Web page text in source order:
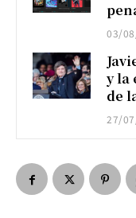
03/
y la
de
27/